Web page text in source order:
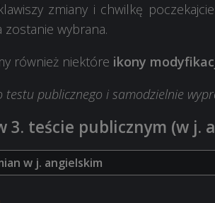
zmiany i chwilkę
zostanie wybrana.
również niektóre ikony
testu publicznego i samodzielnie
3. teście publicznym (w j.
w j. angielskim